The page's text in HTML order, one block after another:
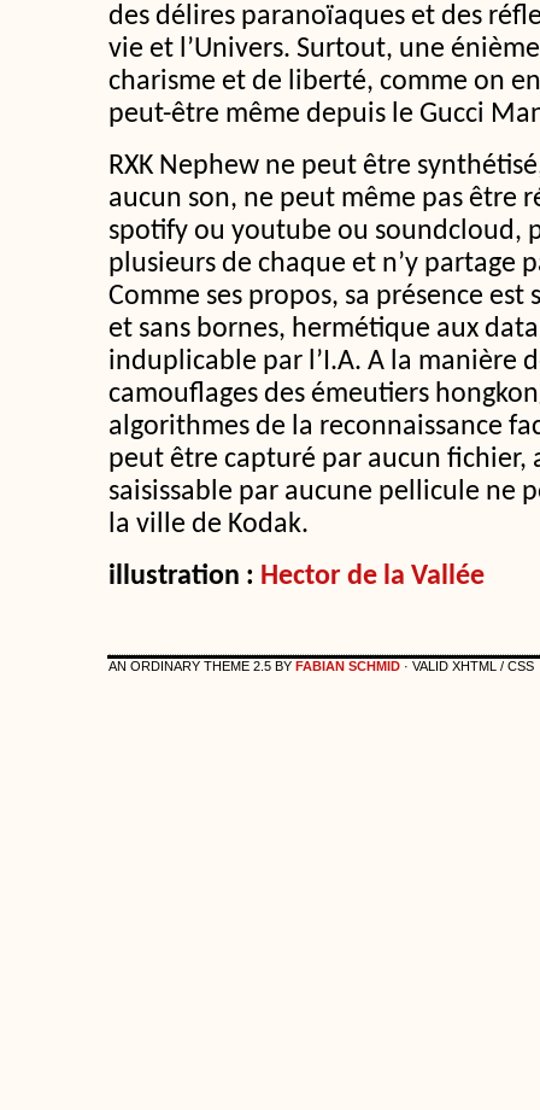
des délires paranoïaques et des
vie et l’Univers. Surtout, une
charisme et de liberté, comme on
peut-être même depuis le Gucci
RXK Nephew ne peut être
aucun son, ne peut même pas être
spotify ou youtube ou soundcloud,
plusieurs de chaque et n’y partage
Comme ses propos, sa présence est
et sans bornes, hermétique aux
induplicable par l’I.A. A la manière
camouflages des émeutiers
algorithmes de la reconnaissance
peut être capturé par aucun fichier,
saisissable par aucune pellicule ne
la ville de Kodak.
illustration : Hector de la Vallée
AN ORDINARY THEME 2.5 BY FABIAN SCHMID · VALID XHTML / CSS